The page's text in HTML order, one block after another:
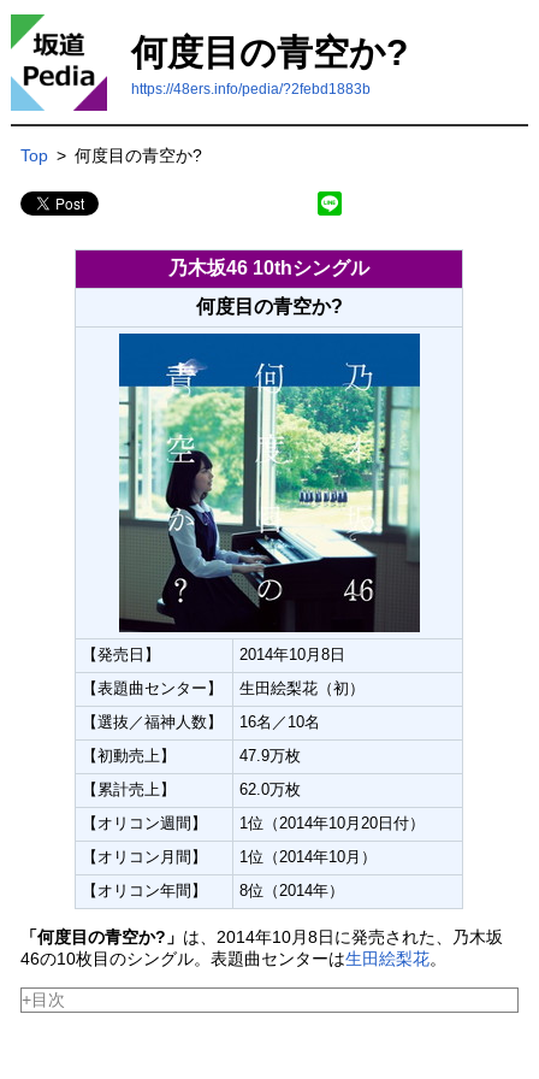
何度目の青空か?
https://48ers.info/pedia/?2febd1883b
Top > 何度目の青空か?
乃木坂46 10thシングル
何度目の青空か?
【発売日】
2014年10月8日
【表題曲センター】
生田絵梨花（初）
【選抜／福神人数】
16名／10名
【初動売上】
47.9万枚
【累計売上】
62.0万枚
【オリコン週間】
1位（2014年10月20日付）
【オリコン月間】
1位（2014年10月）
【オリコン年間】
8位（2014年）
「何度目の青空か?」 は、2014年10月8日に発売された、乃木坂
46の10枚目のシングル。表題曲センターは生田絵梨花。
+目次